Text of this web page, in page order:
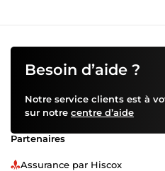
Besoin d’aide ?
Notre service clients est à
sur notre centre d’aide
Partenaires
Assurance par Hiscox